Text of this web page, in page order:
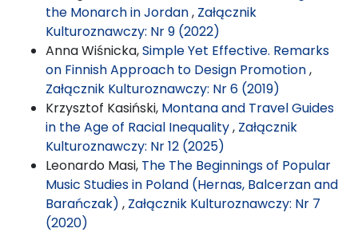
the Monarch in Jordan, Załącznik
Kulturoznawczy: Nr 9 (2022)
Anna Wiśnicka,Simple Yet Effective. Remarks
on Finnish Approach to Design Promotion,
Załącznik Kulturoznawczy: Nr 6 (2019)
Krzysztof Kasiński, Montana and Travel Guides
in the Age of Racial Inequality, Załącznik
Kulturoznawczy: Nr 12 (2025)
Leonardo Masi, The The Beginnings of Popular
Music Studies in Poland (Hernas, Balcerzan and
Barańczak) , Załącznik Kulturoznawczy: Nr 7
(2020)